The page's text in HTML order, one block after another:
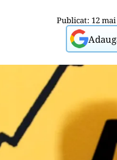
Publicat: 12 mai